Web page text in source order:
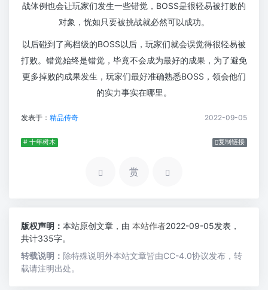
战体例也会让玩家们发生一些错觉，BOSS是很轻易被打败的
对象，恍如只要被挑战就必然可以成功。
以后碰到了高档级的BOSS以后，玩家们就会误觉得很轻易被
打败。错觉始终是错觉，毕竟不会成为最好的成果，为了避免
更多掉败的成果发生，玩家们最好准确熟悉BOSS，领会他们
的实力事实在哪里。
发表于： 精品传奇 2022-09-05
# 十年树木 复制链接
赏
版权声明： 本站原创文章，由 本站作者2022-09-05发表，
共计335字。
转载说明： 除特殊说明外本站文章皆由CC-4.0协议发布，转
载请注明出处。